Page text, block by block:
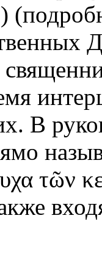
В
τῶν